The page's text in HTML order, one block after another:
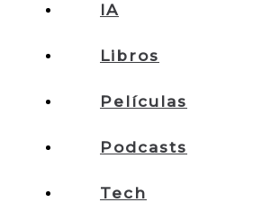
IA
Libros
Películas
Podcasts
Tech